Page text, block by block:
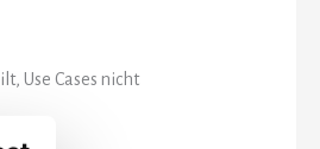
Use Cases nicht